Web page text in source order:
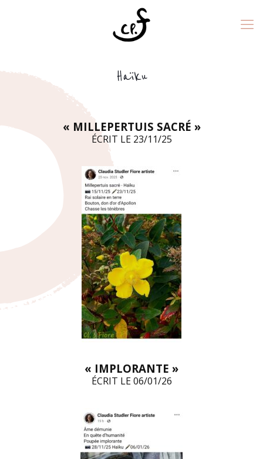
Haïku
« MILLEPERTUIS SACRÉ »
ÉCRIT LE 23/11/25
« IMPLORANTE »
ÉCRIT LE 06/01/26